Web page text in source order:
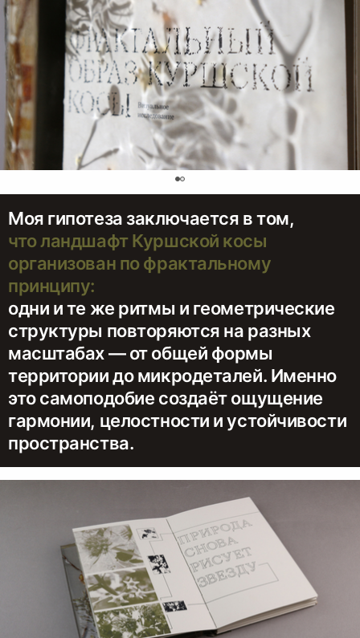
Моя гипотеза заключается в том,
что ландшафт Куршской косы
организован по фрактальному
принципу:
одни и те же ритмы и геометрические
структуры повторяются на разных
масштабах — от общей формы
территории до микродеталей. Именно
это самоподобие создаёт ощущение
гармонии, целостности и устойчивости
пространства.